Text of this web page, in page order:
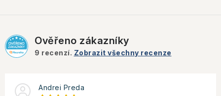
Ověřeno zákazníky
9 recenzí. Zobrazit všechny recenze
Andrei Preda